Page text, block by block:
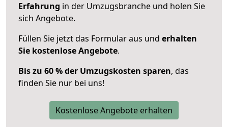
Erfahrung in der Umzugsbranche und holen Sie
sich Angebote.
Füllen Sie jetzt das Formular aus und erhalten
Sie kostenlose Angebote.
Bis zu 60 % der Umzugskosten sparen, das
finden Sie nur bei uns!
Kostenlose Angebote erhalten